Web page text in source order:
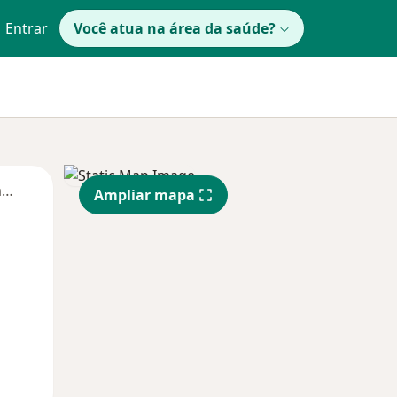
Entrar Você atua na área da saúde?
Segunda-feira Qua
12 Ago
Qui,
13 Ago
Ampliar mapa